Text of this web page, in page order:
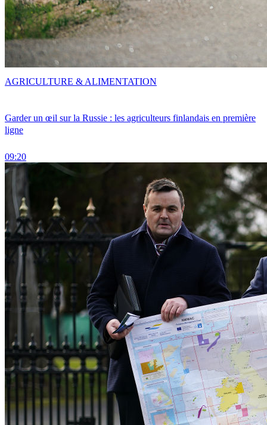
Garder un œil sur la Russie : les agriculteurs finlandais en première
ligne
09:20
AGRICULTURE & ALIMENTATION